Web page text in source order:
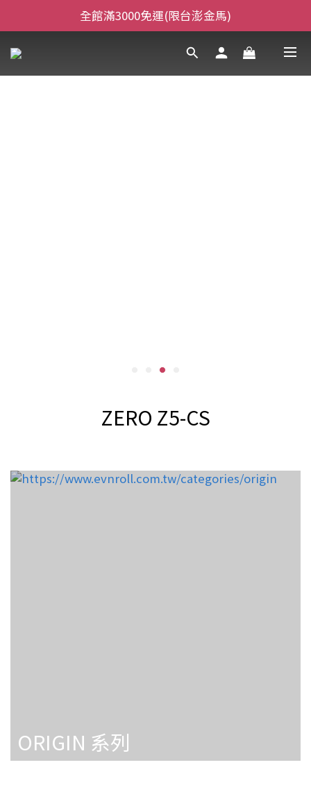
全館滿3000免運(限台澎金馬)
全館滿3000免運(限台澎金馬)
當日下午2:00前下單，當日出貨
全館滿3000免運(限台澎金馬)
ZERO Z5-CS
ORIGIN 系列